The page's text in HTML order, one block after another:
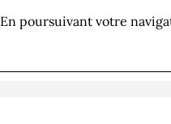
En poursuivant votre